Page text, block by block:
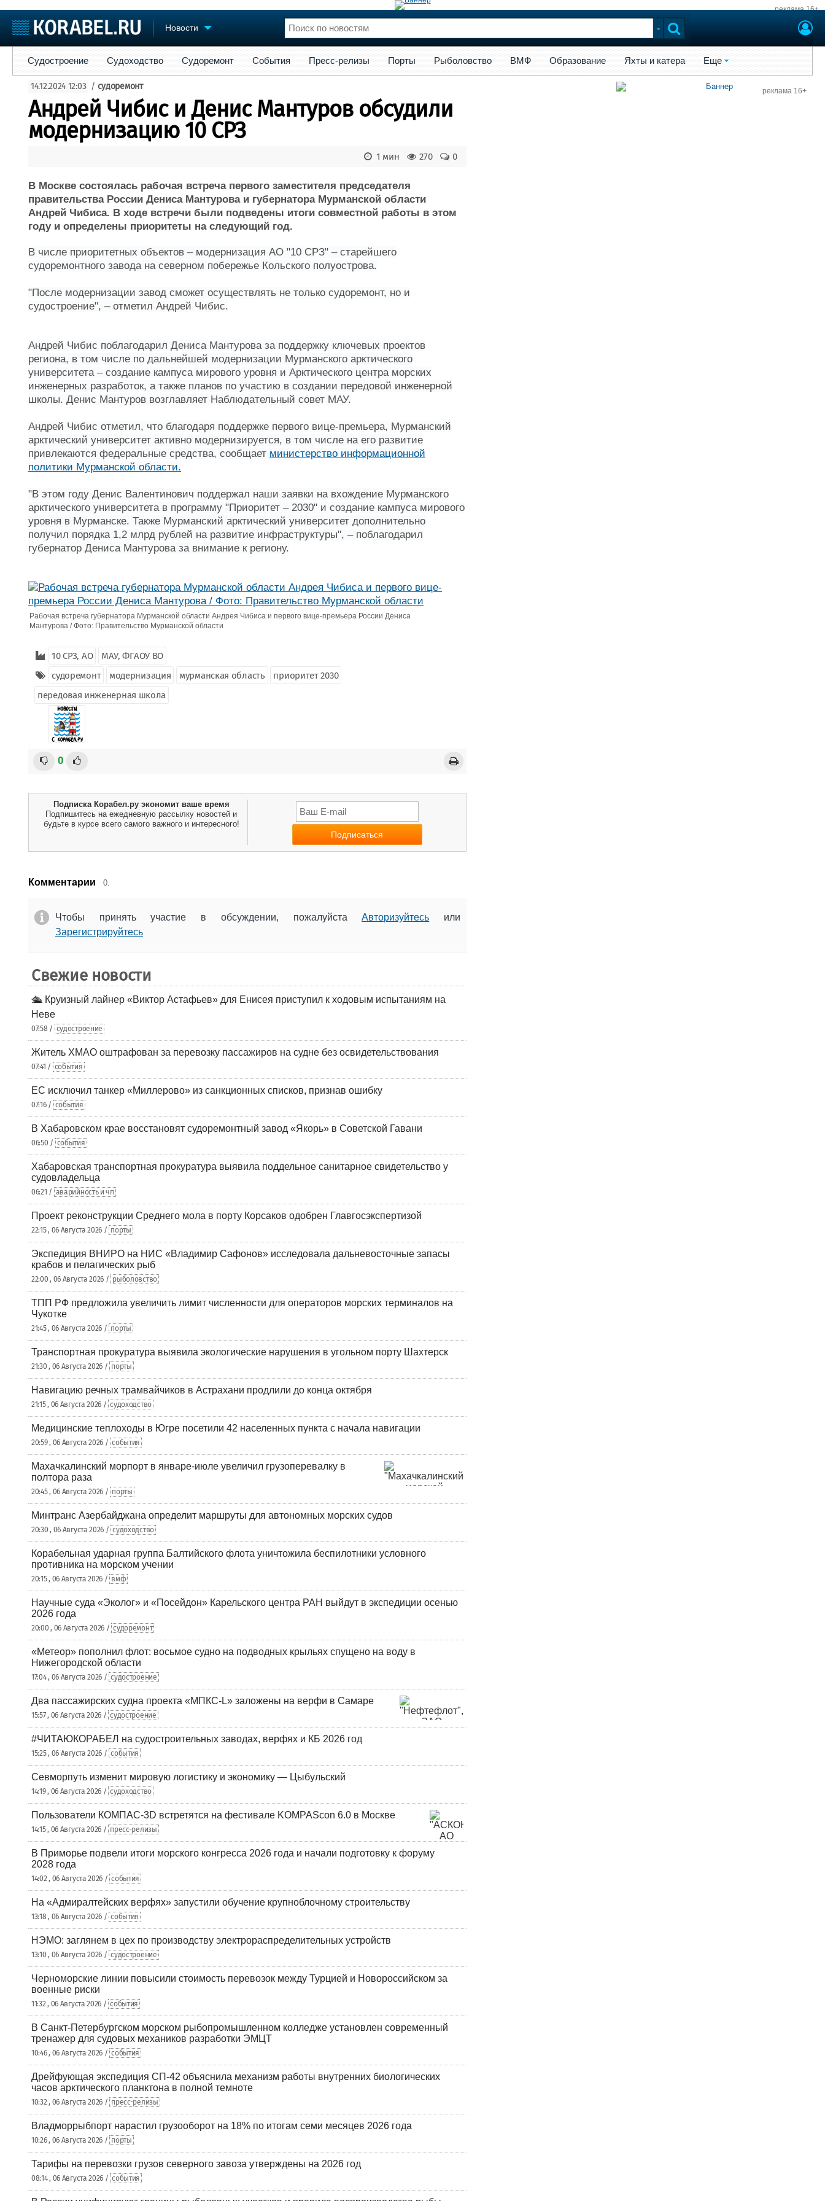
реклама 16+
Новости
Судостроение
Пульс
Новости
Компании
Репутация
Журнал
Реклама
Торговая площадка
Доска объявлений
Продажа флота
Изделия
Конференции
Личности
Словарь
Флот
Форум
Отзывы
Судостроение Судоходство Судоремонт События Пресс-релизы Порты Рыболовство ВМФ Образование Яхты и катера Еще
14.12.2024 12:03 / судоремонт
Андрей Чибис и Денис Мантуров обсудили
модернизацию 10 СРЗ
0
270
1 мин
В Москве состоялась рабочая встреча первого заместителя председателя
правительства России Дениса Мантурова и губернатора Мурманской области
Андрей Чибиса. В ходе встречи были подведены итоги совместной работы в этом
году и определены приоритеты на следующий год.
В числе приоритетных объектов – модернизация АО "10 СРЗ" – старейшего
судоремонтного завода на северном побережье Кольского полуострова.
"После модернизации завод сможет осуществлять не только судоремонт, но и
судостроение", – отметил Андрей Чибис.
Андрей Чибис поблагодарил Дениса Мантурова за поддержку ключевых проектов
региона, в том числе по дальнейшей модернизации Мурманского арктического
университета – создание кампуса мирового уровня и Арктического центра морских
инженерных разработок, а также планов по участию в создании передовой инженерной
школы. Денис Мантуров возглавляет Наблюдательный совет МАУ.
Андрей Чибис отметил, что благодаря поддержке первого вице-премьера, Мурманский
арктический университет активно модернизируется, в том числе на его развитие
привлекаются федеральные средства, сообщает министерство информационной
политики Мурманской области.
"В этом году Денис Валентинович поддержал наши заявки на вхождение Мурманского
арктического университета в программу "Приоритет – 2030" и создание кампуса мирового
уровня в Мурманске. Также Мурманский арктический университет дополнительно
получил порядка 1,2 млрд рублей на развитие инфраструктуры", – поблагодарил
губернатор Дениса Мантурова за внимание к региону.
Рабочая встреча губернатора Мурманской области Андрея Чибиса и первого вице-премьера России Дениса
Мантурова / Фото: Правительство Мурманской области
10 СРЗ, АО
МАУ, ФГАОУ ВО
судоремонт
модернизация мурманская область
приоритет 2030
передовая инженерная школа
0
Подписка Корабел.ру экономит ваше время
Подпишитесь на ежедневную рассылку новостей и
будьте в курсе всего самого важного и интересного!
Комментарии 0.
Чтобы принять участие в обсуждении, пожалуйстаАвторизуйтесь или
Зарегистрируйтесь
Свежие новости
🛳️ Круизный лайнер «Виктор Астафьев» для Енисея приступил к ходовым испытаниям на
Неве
07:58 / судостроение
Житель ХМАО оштрафован за перевозку пассажиров на судне без освидетельствования
07:41 / события
ЕС исключил танкер «Миллерово» из санкционных списков, признав ошибку
07:16 / события
В Хабаровском крае восстановят судоремонтный завод «Якорь» в Советской Гавани
06:50 / события
Хабаровская транспортная прокуратура выявила поддельное санитарное свидетельство у
судовладельца
06:21 / аварийность и чп
Проект реконструкции Среднего мола в порту Корсаков одобрен Главгосэкспертизой
22:15 , 06 Августа 2026 / порты
Экспедиция ВНИРО на НИС «Владимир Сафонов» исследовала дальневосточные запасы
крабов и пелагических рыб
22:00 , 06 Августа 2026 / рыболовство
ТПП РФ предложила увеличить лимит численности для операторов морских терминалов на
Чукотке
21:45 , 06 Августа 2026 / порты
Транспортная прокуратура выявила экологические нарушения в угольном порту Шахтерск
21:30 , 06 Августа 2026 / порты
Навигацию речных трамвайчиков в Астрахани продлили до конца октября
21:15 , 06 Августа 2026 / судоходство
Медицинские теплоходы в Югре посетили 42 населенных пункта с начала навигации
20:59 , 06 Августа 2026 / события
Махачкалинский морпорт в январе-июле увеличил грузоперевалку в
полтора раза
20:45 , 06 Августа 2026 / порты
Минтранс Азербайджана определит маршруты для автономных морских судов
20:30 , 06 Августа 2026 / судоходство
Корабельная ударная группа Балтийского флота уничтожила беспилотники условного
противника на морском учении
20:15 , 06 Августа 2026 / вмф
Научные суда «Эколог» и «Посейдон» Карельского центра РАН выйдут в экспедиции осенью
2026 года
20:00 , 06 Августа 2026 / судоремонт
«Метеор» пополнил флот: восьмое судно на подводных крыльях спущено на воду в
Нижегородской области
17:04 , 06 Августа 2026 / судостроение
Два пассажирских судна проекта «МПКС-L» заложены на верфи в Самаре
15:57 , 06 Августа 2026 / судостроение
#ЧИТАЮКОРАБЕЛ на судостроительных заводах, верфях и КБ 2026 год
15:25 , 06 Августа 2026 / события
Севморпуть изменит мировую логистику и экономику — Цыбульский
14:19 , 06 Августа 2026 / судоходство
Пользователи КОМПАС-3D встретятся на фестивале KOMPAScon 6.0 в Москве
14:15 , 06 Августа 2026 / пресс-релизы
В Приморье подвели итоги морского конгресса 2026 года и начали подготовку к форуму
2028 года
14:02 , 06 Августа 2026 / события
На «Адмиралтейских верфях» запустили обучение крупноблочному строительству
13:18 , 06 Августа 2026 / события
НЭМО: заглянем в цех по производству электрораспределительных устройств
13:10 , 06 Августа 2026 / судостроение
Черноморские линии повысили стоимость перевозок между Турцией и Новороссийском за
военные риски
11:32 , 06 Августа 2026 / события
В Санкт-Петербургском морском рыбопромышленном колледже установлен современный
тренажер для судовых механиков разработки ЭМЦТ
10:46 , 06 Августа 2026 / события
Дрейфующая экспедиция СП-42 объяснила механизм работы внутренних биологических
часов арктического планктона в полной темноте
10:32 , 06 Августа 2026 / пресс-релизы
Владморрыбпорт нарастил грузооборот на 18% по итогам семи месяцев 2026 года
10:26 , 06 Августа 2026 / порты
Тарифы на перевозки грузов северного завоза утверждены на 2026 год
08:14 , 06 Августа 2026 / события
реклама 16+